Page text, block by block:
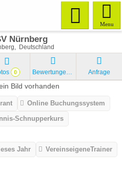
Menu
Nürnberg
Deutschland
0 Bewertungen Anfrage
Online Buchungssystem
Schnupperkurs
Jahr
VereinseigeneTrainer